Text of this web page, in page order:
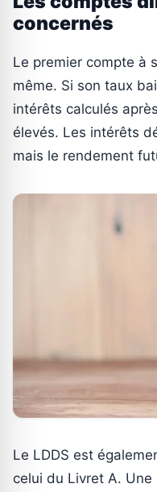
concernés
Le premier compte à
même. Si son taux
intérêts calculés
élevés. Les intérêts
mais le rendement
Le LDDS est
celui du Livret A.